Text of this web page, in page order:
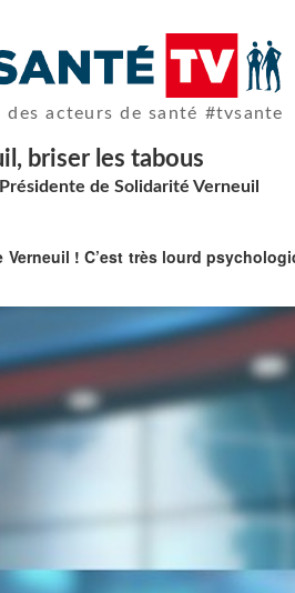
acteurs de santé #tvsante
briser les tabous
de Solidarité Verneuil
! C’est très lourd